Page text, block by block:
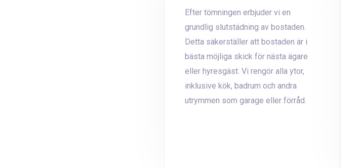
Efter tömningen erbjuder vi en
grundlig slutstädning av bostaden.
Detta säkerställer att bostaden är i
bästa möjliga skick för nästa ägare
eller hyresgäst. Vi rengör alla ytor,
inklusive kök, badrum och andra
utrymmen som garage eller förråd​.